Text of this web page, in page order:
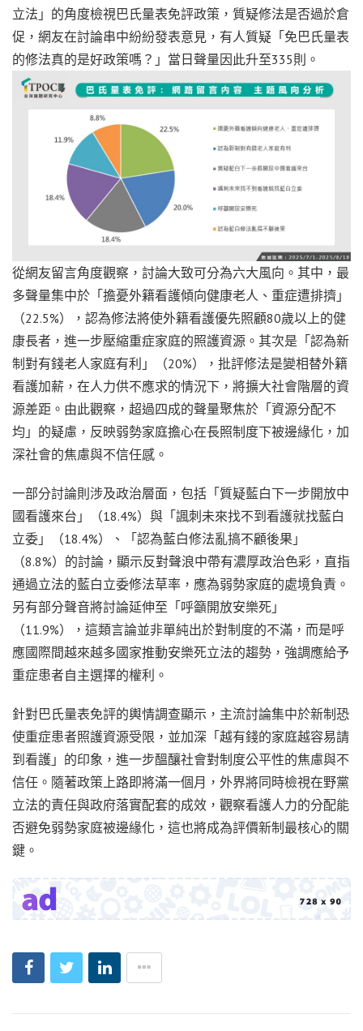
立法」的角度檢視巴氏量表免評政策，質疑修法是否過於倉
促，網友在討論串中紛紛發表意見，有人質疑「免巴氏量表
的修法真的是好政策嗎？」當日聲量因此升至335則。
從網友留言角度觀察，討論大致可分為六大風向。其中，最
多聲量集中於「擔憂外籍看護傾向健康老人、重症遭排擠」
（22.5%），認為修法將使外籍看護優先照顧80歲以上的健
康長者，進一步壓縮重症家庭的照護資源。其次是「認為新
制對有錢老人家庭有利」（20%），批評修法是變相替外籍
看護加薪，在人力供不應求的情況下，將擴大社會階層的資
源差距。由此觀察，超過四成的聲量聚焦於「資源分配不
均」的疑慮，反映弱勢家庭擔心在長照制度下被邊緣化，加
深社會的焦慮與不信任感。
一部分討論則涉及政治層面，包括「質疑藍白下一步開放中
國看護來台」（18.4%）與「諷刺未來找不到看護就找藍白
立委」（18.4%）、「認為藍白修法亂搞不顧後果」
（8.8%）的討論，顯示反對聲浪中帶有濃厚政治色彩，直指
通過立法的藍白立委修法草率，應為弱勢家庭的處境負責。
另有部分聲音將討論延伸至「呼籲開放安樂死」
（11.9%），這類言論並非單純出於對制度的不滿，而是呼
應國際間越來越多國家推動安樂死立法的趨勢，強調應給予
重症患者自主選擇的權利。
針對巴氏量表免評的輿情調查顯示，主流討論集中於新制恐
使重症患者照護資源受限，並加深「越有錢的家庭越容易請
到看護」的印象，進一步醞釀社會對制度公平性的焦慮與不
信任。隨著政策上路即將滿一個月，外界將同時檢視在野黨
立法的責任與政府落實配套的成效，觀察看護人力的分配能
否避免弱勢家庭被邊緣化，這也將成為評價新制最核心的關
鍵。